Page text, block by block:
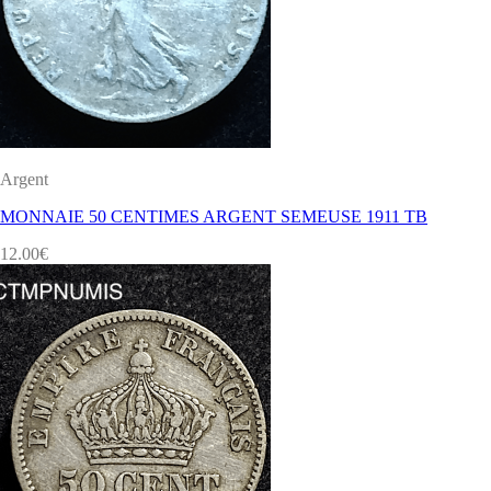
Argent
MONNAIE 50 CENTIMES ARGENT SEMEUSE 1911 TB
12.00€